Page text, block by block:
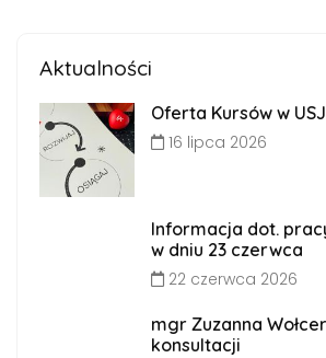
Aktualności
Oferta Kursów w
16 lipca 2026
Informacja dot.
w dniu 23 czerwca
22 czerwca 2026
mgr Zuzanna
konsultacji